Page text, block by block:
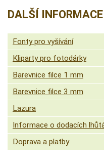
DALŠÍ INFORMACE
Fonty pro vyšívání
Kliparty pro fotodárky
Barevnice filce 1 mm
Barevnice filce 3 mm
Lazura
Informace o dodacích
Doprava a platby